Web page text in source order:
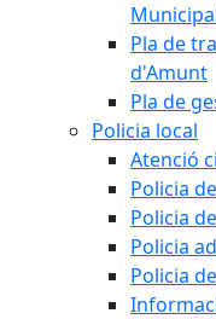
Pla de
d'Amunt
Pla de
Policia local
Atenció
Policia
Policia
Policia
Policia